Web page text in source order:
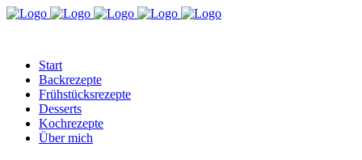
Start
Backrezepte
Frühstücksrezepte
Desserts
Kochrezepte
Über mich